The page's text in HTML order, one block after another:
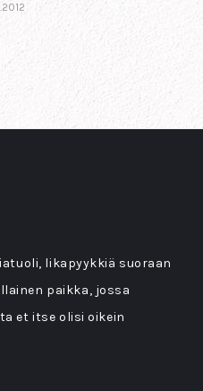
likapyykkiä suoraan
paikka, jossa
et itse olisi oikein